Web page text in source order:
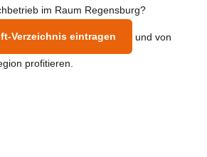
im Raum Regensburg?
Verzeichnis eintragen und von
profitieren.